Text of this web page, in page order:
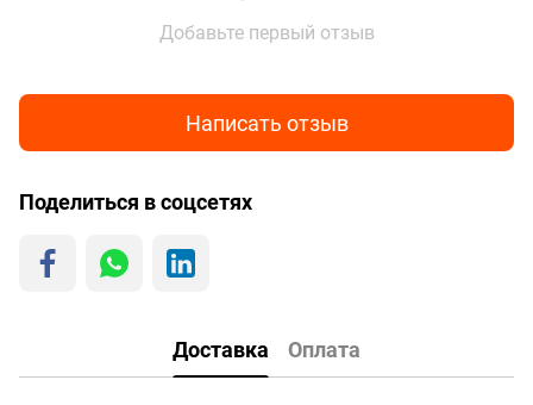
Добавьте первый отзыв
Написать отзыв
Поделиться в соцсетях
Доставка Оплата